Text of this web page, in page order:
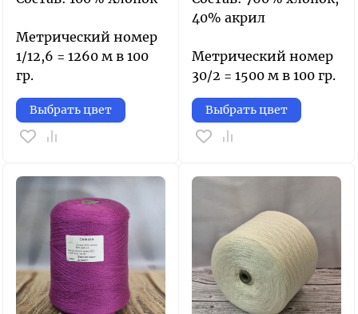
Метрический номер
1/12,6 = 1260 м в 100
гр.
Выбрать цвет
40% акрил​
Метрический номер
30/2​ = 1500 м в 100 гр.
Выбрать цвет